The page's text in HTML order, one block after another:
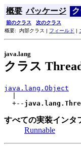
概要 パッケージ
前のクラス 次のクラス
概要: 内部クラス | フィールド |
java.lang
クラス
java.lang.Object
  +--
すべての実装インタ
Runnable